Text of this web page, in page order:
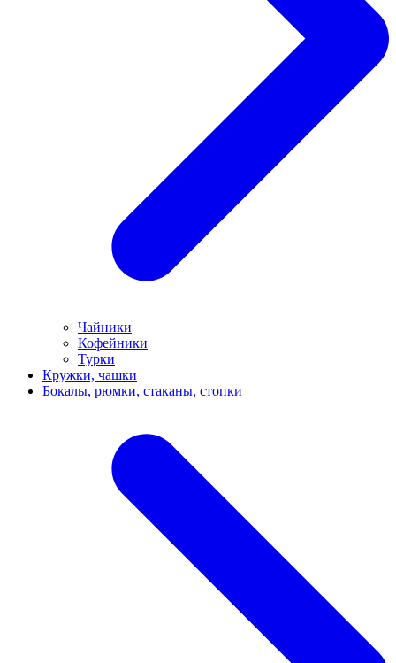
Чайники
Кофейники
Турки
Кружки, чашки
Бокалы, рюмки, стаканы, стопки